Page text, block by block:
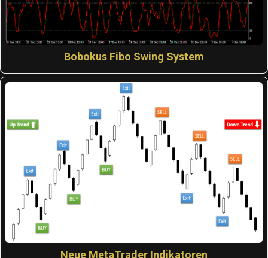
Bobokus Fibo Swing System
Neue MetaTrader Indikatoren